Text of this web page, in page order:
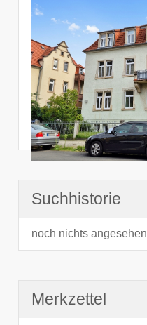
Suchhistorie
noch nichts angesehen
Merkzettel